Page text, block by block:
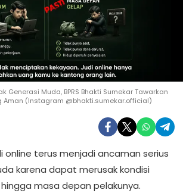
Generasi Muda, BPRS Bhakti Sumekar Tawarkan
Aman (Instagram @bhakti.sumekar.official)
online terus menjadi ancaman serius
karena dapat merusak kondisi
masa depan pelakunya.